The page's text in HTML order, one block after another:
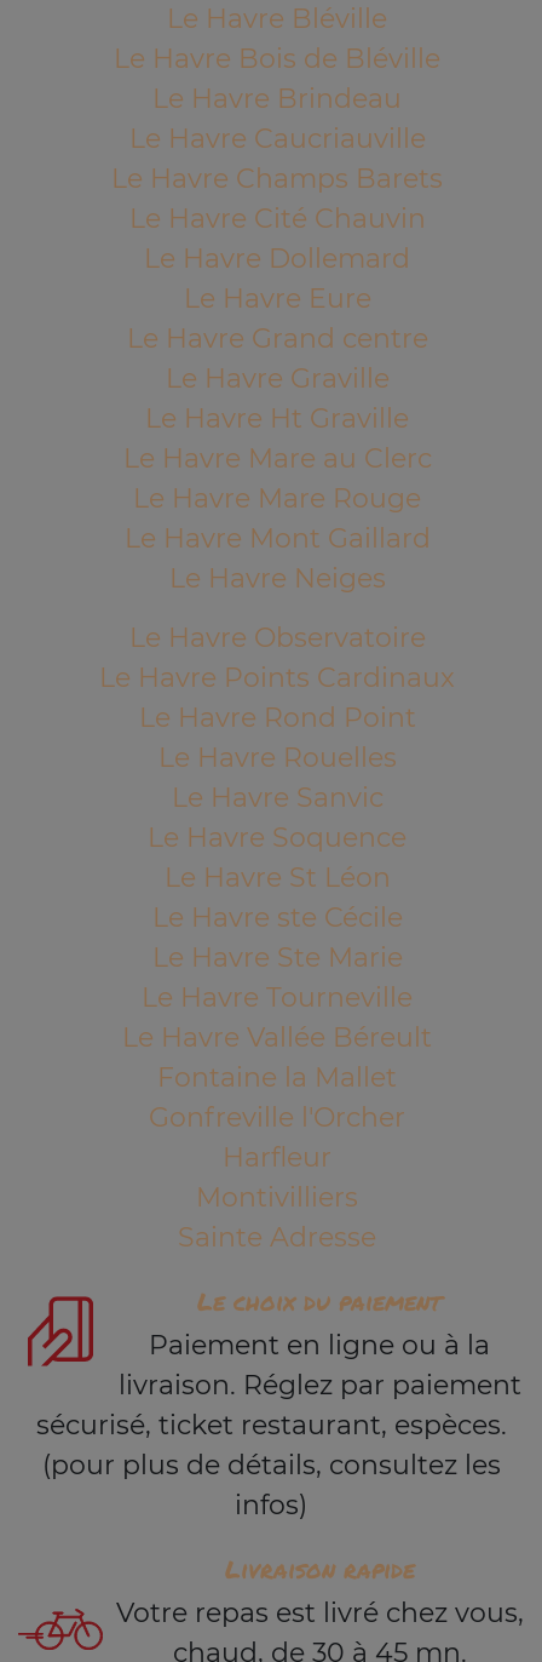
Le Havre Bléville
Le Havre Bois de Bléville
Le Havre Brindeau
Le Havre Caucriauville
Le Havre Champs Barets
Le Havre Cité Chauvin
Le Havre Dollemard
Le Havre Eure
Le Havre Grand centre
Le Havre Graville
Le Havre Ht Graville
Le Havre Mare au Clerc
Le Havre Mare Rouge
Le Havre Mont Gaillard
Le Havre Neiges
Le Havre Observatoire
Le Havre Points Cardinaux
Le Havre Rond Point
Le Havre Rouelles
Le Havre Sanvic
Le Havre Soquence
Le Havre St Léon
Le Havre ste Cécile
Le Havre Ste Marie
Le Havre Tourneville
Le Havre Vallée Béreult
Fontaine la Mallet
Gonfreville l'Orcher
Harfleur
Montivilliers
Sainte Adresse
Le choix du paiement
Paiement en ligne ou à la
livraison. Réglez par paiement
sécurisé, ticket restaurant, espèces.
(pour plus de détails, consultez les
infos)
Livraison rapide
Votre repas est livré chez vous,
chaud, de 30 à 45 mn.